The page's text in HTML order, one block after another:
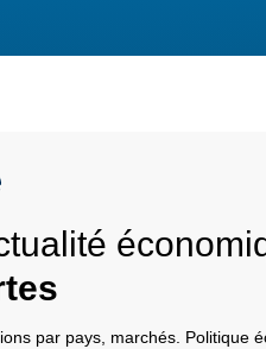
par pays, marchés. Politique